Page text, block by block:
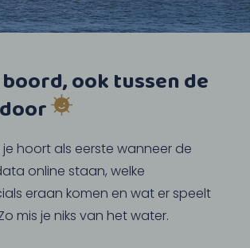
ook tussen de
je hoort als eerste wanneer de
online staan, welke
eraan komen en wat er speelt
mis je niks van het water.